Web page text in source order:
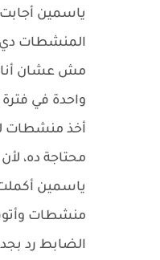
ياسمين
المنشطات دي
مش عشان أنا
واحدة في
أخذ منشطات
محتاجة ده،
ياسمين أكملت
منشطات
الضابط رد